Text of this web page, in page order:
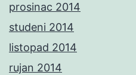
prosinac 2014
studeni 2014
listopad 2014
rujan 2014